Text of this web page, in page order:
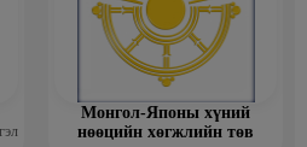
Монгол-Японы хүний
нөөцийн хөгжлийн төв